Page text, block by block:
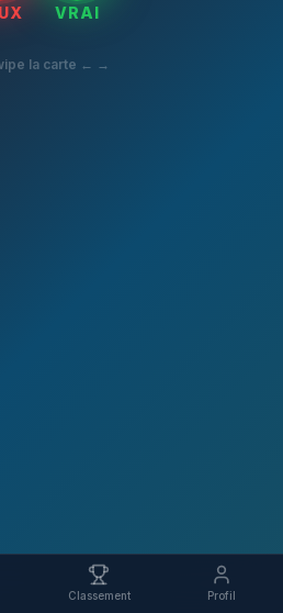
VRAI
la carte ← →
Classement Profil